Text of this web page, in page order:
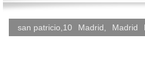
san patricio,10 Madrid Madrid